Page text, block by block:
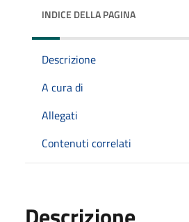
INDICE DELLA PAGINA
Descrizione
A cura di
Allegati
Contenuti correlati